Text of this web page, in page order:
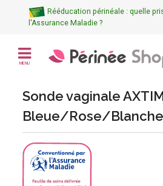
Rééducation périnéale : quelle
l'Assurance Maladie ?
MENU
Sonde vaginale
Bleue/Rose/Blanche